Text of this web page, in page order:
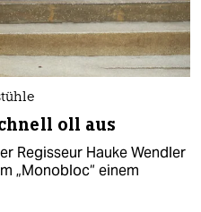
oll aus
Regisseur Hauke Wendler
„Monobloc“ einem